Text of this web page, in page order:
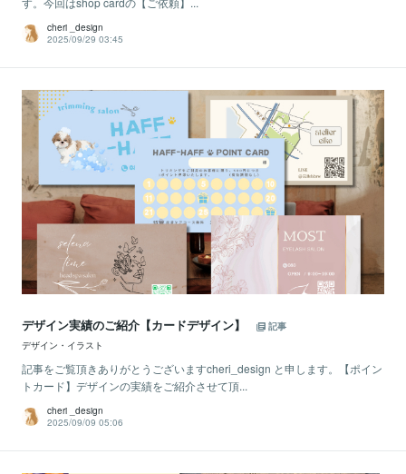
cheri _design
2025/09/29 03:45
デザイン実績のご紹介【カードデザイン】
記事
デザイン・イラスト
記事をご覧頂きありがとうございますcheri_design と申します。【ポイン
トカード】デザインの実績をご紹介させて頂...
cheri _design
2025/09/09 05:06